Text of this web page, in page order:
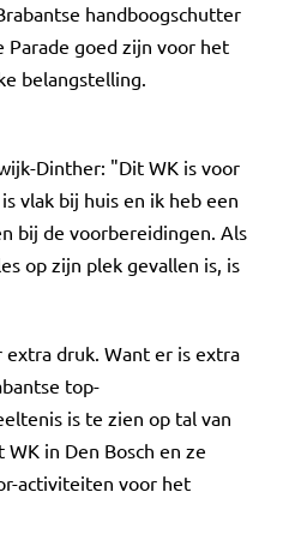
handboogschutter
Parade goed zijn voor het
belangstelling.
Dinther: "Dit WK is voor
vlak bij huis en ik heb een
bij de voorbereidingen. Als
op zijn plek gevallen is, is
druk. Want er is extra
top-
is te zien op tal van
in Den Bosch en ze
activiteiten voor het